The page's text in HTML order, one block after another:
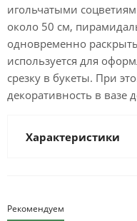
игольчатыми
около 50 см,
одновременно
используется для
срезку в букеты. При
декоративность в вазе
Характеристики
Рекомендуем